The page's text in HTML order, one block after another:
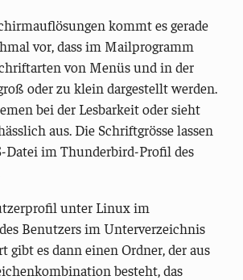
kommt es gerade
vor, dass im Mailprogramm
von Menüs und in der
oder zu klein dargestellt werden.
bei der Lesbarkeit oder sieht
aus. Die Schriftgrösse lassen
Datei im Thunderbird-Profil des
unter Linux im
Benutzers im Unterverzeichnis
gibt es dann einen Ordner, der aus
besteht, das